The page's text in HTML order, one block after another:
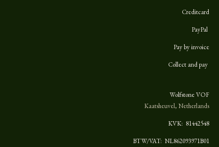
Creditcard
PayPal
Pay by invoice
Collect and pay
Wolfstone VOF
Kaatsheuvel, Netherlands
KVK: 81442548
BTW/VAT: NL862093971B01